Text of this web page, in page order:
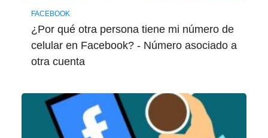
FACEBOOK
¿Por qué otra persona tiene mi número de
celular en Facebook? - Número asociado a
otra cuenta